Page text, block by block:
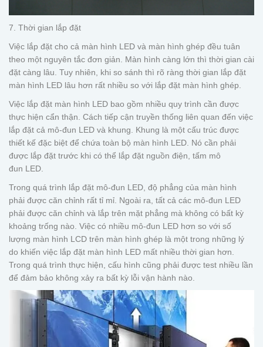
7. Thời gian lắp đặt
Việc lắp đặt cho cả màn hình LED và màn hình ghép đều tuân
theo một nguyên tắc đơn giản. Màn hình càng lớn thì thời gian cài
đặt càng lâu. Tuy nhiên, khi so sánh thì rõ ràng thời gian lắp đặt
màn hình LED lâu hơn rất nhiều so với lắp đặt màn hình ghép.
Việc lắp đặt màn hình LED bao gồm nhiều quy trình cần được
thực hiện cẩn thận. Cách tiếp cận truyền thống liên quan đến việc
lắp đặt cả mô-đun LED và khung. Khung là một cấu trúc được
thiết kế đặc biệt để chứa toàn bộ màn hình LED. Nó cần phải
được lắp đặt trước khi có thể lắp đặt nguồn điện, tấm mô
đun LED.
Trong quá trình lắp đặt mô-đun LED, độ phẳng của màn hình
phải được căn chỉnh rất tỉ mỉ. Ngoài ra, tất cả các mô-đun LED
phải được căn chỉnh và lắp trên mặt phẳng mà không có bất kỳ
khoảng trống nào. Việc có nhiều mô-đun LED hơn so với số
lượng màn hình LCD trên màn hình ghép là một trong những lý
do khiến việc lắp đặt màn hình LED mất nhiều thời gian hơn.
Trong quá trình thực hiện, cấu hình cũng phải được test nhiều lần
để đảm bảo không xảy ra bất kỳ lỗi vận hành nào.